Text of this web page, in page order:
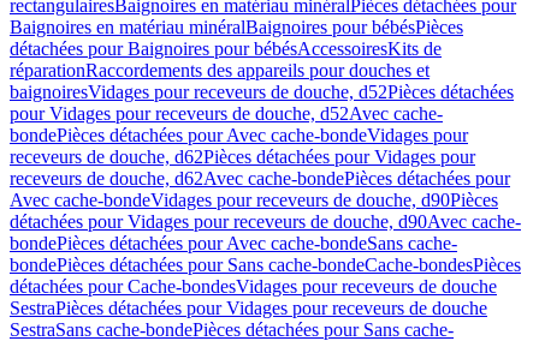
rectangulairesBaignoires en matériau minéralPièces détachées pour
Baignoires en matériau minéralBaignoires pour bébésPièces
détachées pour Baignoires pour bébésAccessoiresKits de
réparationRaccordements des appareils pour douches et
baignoiresVidages pour receveurs de douche, d52Pièces détachées
pour Vidages pour receveurs de douche, d52Avec cache-
bondePièces détachées pour Avec cache-bondeVidages pour
receveurs de douche, d62Pièces détachées pour Vidages pour
receveurs de douche, d62Avec cache-bondePièces détachées pour
Avec cache-bondeVidages pour receveurs de douche, d90Pièces
détachées pour Vidages pour receveurs de douche, d90Avec cache-
bondePièces détachées pour Avec cache-bondeSans cache-
bondePièces détachées pour Sans cache-bondeCache-bondesPièces
détachées pour Cache-bondesVidages pour receveurs de douche
SestraPièces détachées pour Vidages pour receveurs de douche
SestraSans cache-bondePièces détachées pour Sans cache-